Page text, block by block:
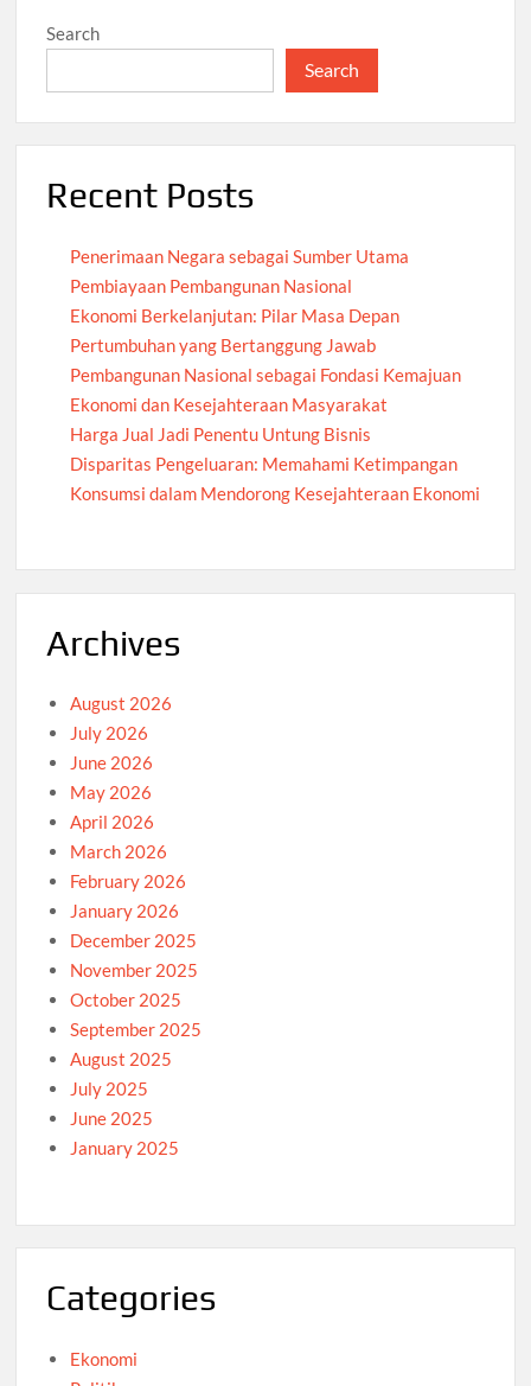
Search
Search
Recent Posts
Penerimaan Negara sebagai Sumber Utama
Pembiayaan Pembangunan Nasional
Ekonomi Berkelanjutan: Pilar Masa Depan
Pertumbuhan yang Bertanggung Jawab
Pembangunan Nasional sebagai Fondasi Kemajuan
Ekonomi dan Kesejahteraan Masyarakat
Harga Jual Jadi Penentu Untung Bisnis
Disparitas Pengeluaran: Memahami Ketimpangan
Konsumsi dalam Mendorong Kesejahteraan Ekonomi
Archives
August 2026
July 2026
June 2026
May 2026
April 2026
March 2026
February 2026
January 2026
December 2025
November 2025
October 2025
September 2025
August 2025
July 2025
June 2025
January 2025
Categories
Ekonomi